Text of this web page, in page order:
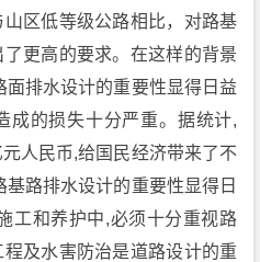
区低等级公路相比，对路基
更高的要求。在这样的背景
排水设计的重要性显得日益
成的损失十分严重。据统计,
人民币,给国民经济带来了不
路排水设计的重要性显得日
工和养护中,必须十分重视路
及水害防治是道路设计的重